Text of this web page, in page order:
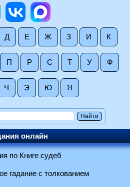
Д Е Ж З И К
П Р С Т У Ф
Ч Э Ю Я
онлайн
по Книге судеб
гадание с толкованием